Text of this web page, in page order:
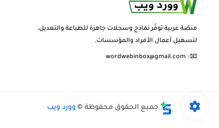
منصّة عربية توفّر نماذج وسجلات جاهزة للطباعة والتعديل،
لتسهيل أعمال الأفراد والمؤسسات.
📧 :
wordwebinbox@gmail.com
جميع الحقوق محفوظة © وورد ويب